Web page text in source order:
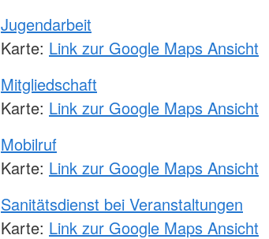
Jugendarbeit
Karte: Link zur Google Maps Ansicht
Mitgliedschaft
Karte: Link zur Google Maps Ansicht
Mobilruf
Karte: Link zur Google Maps Ansicht
Sanitätsdienst bei Veranstaltungen
Karte: Link zur Google Maps Ansicht